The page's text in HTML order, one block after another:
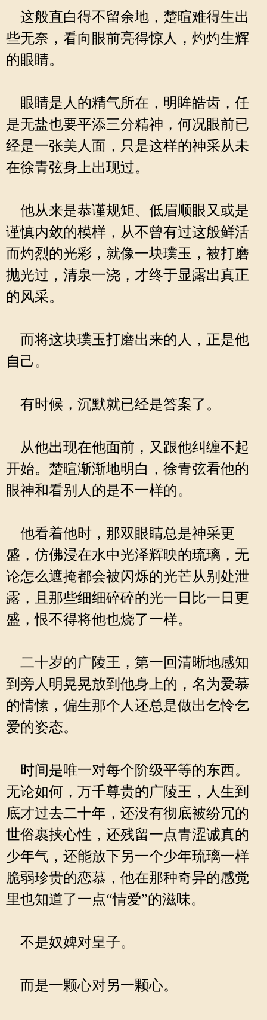
这般直白得不留余地，楚暄难得生出
些无奈，看向眼前亮得惊人，灼灼生辉
的眼睛。
眼睛是人的精气所在，明眸皓齿，任
是无盐也要平添三分精神，何况眼前已
经是一张美人面，只是这样的神采从未
在徐青弦身上出现过。
他从来是恭谨规矩、低眉顺眼又或是
谨慎内敛的模样，从不曾有过这般鲜活
而灼烈的光彩，就像一块璞玉，被打磨
抛光过，清泉一浇，才终于显露出真正
的风采。
而将这块璞玉打磨出来的人，正是他
自己。
有时候，沉默就已经是答案了。
从他出现在他面前，又跟他纠缠不起
开始。楚暄渐渐地明白，徐青弦看他的
眼神和看别人的是不一样的。
他看着他时，那双眼睛总是神采更
盛，仿佛浸在水中光泽辉映的琉璃，无
论怎么遮掩都会被闪烁的光芒从别处泄
露，且那些细细碎碎的光一日比一日更
盛，恨不得将他也烧了一样。
二十岁的广陵王，第一回清晰地感知
到旁人明晃晃放到他身上的，名为爱慕
的情愫，偏生那个人还总是做出乞怜乞
爱的姿态。
时间是唯一对每个阶级平等的东西。
无论如何，万千尊贵的广陵王，人生到
底才过去二十年，还没有彻底被纷冗的
世俗裹挟心性，还残留一点青涩诚真的
少年气，还能放下另一个少年琉璃一样
脆弱珍贵的恋慕，他在那种奇异的感觉
里也知道了一点“情爱”的滋味。
不是奴婢对皇子。
而是一颗心对另一颗心。